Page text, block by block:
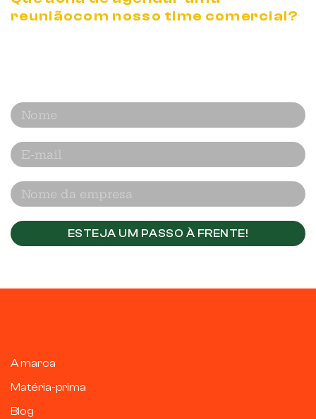
reuniãocom nosso time comercial?
ESTEJA UM PASSO À FRENTE!
A marca
Matéria-prima
Blog